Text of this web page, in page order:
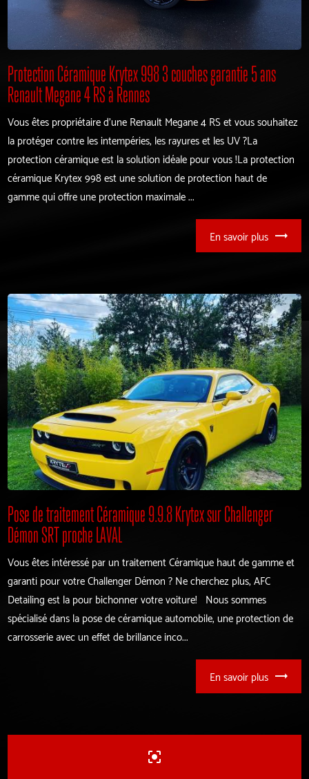
Protection Céramique Krytex 998 3 couches garantie 5 ans
Renault Megane 4 RS à Rennes
Vous êtes propriétaire d'une Renault Megane 4 RS et vous souhaitez
la protéger contre les intempéries, les rayures et les UV ?La
protection céramique est la solution idéale pour vous !La protection
céramique Krytex 998 est une solution de protection haut de
gamme qui offre une protection maximale ...
En savoir plus
Pose de traitement Céramique 9.9.8 Krytex sur Challenger
Démon SRT proche LAVAL
Vous êtes intéressé par un traitement Céramique haut de gamme et
garanti pour votre Challenger Démon ? Ne cherchez plus, AFC
Detailing est la pour bichonner votre voiture! Nous sommes
spécialisé dans la pose de céramique automobile, une protection de
carrosserie avec un effet de brillance inco...
En savoir plus
center_focus_strong